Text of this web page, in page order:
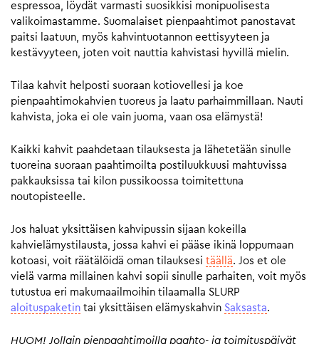
espressoa, löydät varmasti suosikkisi monipuolisesta
valikoimastamme. Suomalaiset pienpaahtimot panostavat
paitsi laatuun, myös kahvintuotannon eettisyyteen ja
kestävyyteen, joten voit nauttia kahvistasi hyvillä mielin.
Tilaa kahvit helposti suoraan kotiovellesi ja koe
pienpaahtimokahvien tuoreus ja laatu parhaimmillaan. Nauti
kahvista, joka ei ole vain juoma, vaan osa elämystä!
Kaikki kahvit paahdetaan tilauksesta ja lähetetään sinulle
tuoreina suoraan paahtimoilta postiluukkuusi mahtuvissa
pakkauksissa tai kilon pussikoossa toimitettuna
noutopisteelle.
Jos haluat yksittäisen kahvipussin sijaan kokeilla
kahvielämystilausta, jossa kahvi ei pääse ikinä loppumaan
kotoasi, voit räätälöidä oman tilauksesi täällä. Jos et ole
vielä varma millainen kahvi sopii sinulle parhaiten, voit myös
tutustua eri makumaailmoihin tilaamalla SLURP
aloituspaketin tai yksittäisen elämyskahvin Saksasta.
HUOM! Jollain pienpaahtimoilla paahto- ja toimituspäivät